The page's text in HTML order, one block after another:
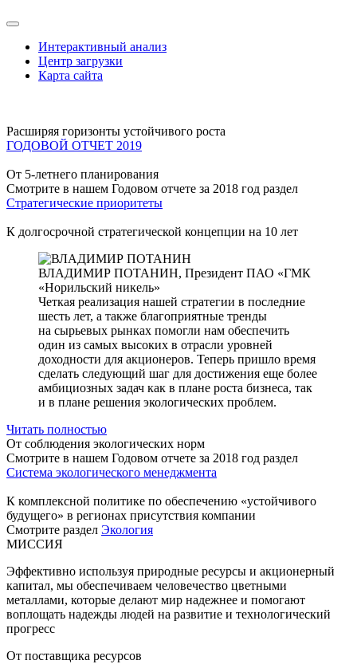
Интерактивный анализ
Центр загрузки
Карта сайта
Расширяя горизонты устойчивого роста
ГОДОВОЙ ОТЧЕТ 2019
От 5-летнего планирования
Смотрите в нашем Годовом отчете за 2018 год раздел
Стратегические приоритеты
К долгосрочной стратегической концепции на 10 лет
ВЛАДИМИР ПОТАНИН, Президент ПАО «ГМК
«Норильский никель»
Четкая реализация нашей стратегии в последние
шесть лет, а также благоприятные тренды
на сырьевых рынках помогли нам обеспечить
один из самых высоких в отрасли уровней
доходности для акционеров. Теперь пришло время
сделать следующий шаг для достижения еще более
амбициозных задач как в плане роста бизнеса, так
и в плане решения экологических проблем.
Читать полностью
От соблюдения экологических норм
Смотрите в нашем Годовом отчете за 2018 год раздел
Система экологического менеджмента
К комплексной политике по обеспечению «устойчивого
будущего» в регионах присутствия компании
Смотрите раздел Экология
МИССИЯ
Эффективно используя природные ресурсы и акционерный
капитал, мы обеспечиваем человечество цветными
металлами, которые делают мир надежнее и помогают
воплощать надежды людей на развитие и технологический
прогресс
От поставщика ресурсов